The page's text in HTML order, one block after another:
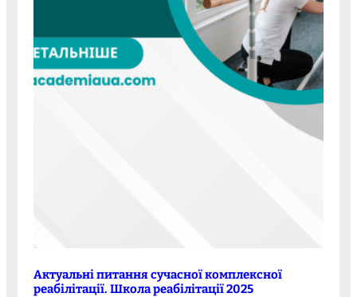
Актуальні питання сучасної комплексної
реабілітації. Школа реабілітації 2025